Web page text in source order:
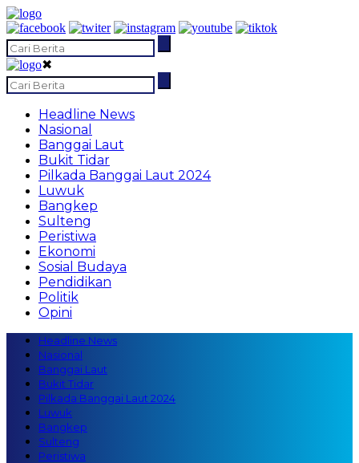
✖
Headline News
Nasional
Banggai Laut
Bukit Tidar
Pilkada Banggai Laut 2024
Luwuk
Bangkep
Sulteng
Peristiwa
Ekonomi
Sosial Budaya
Pendidikan
Politik
Opini
Headline News
Nasional
Banggai Laut
Bukit Tidar
Pilkada Banggai Laut 2024
Luwuk
Bangkep
Sulteng
Peristiwa